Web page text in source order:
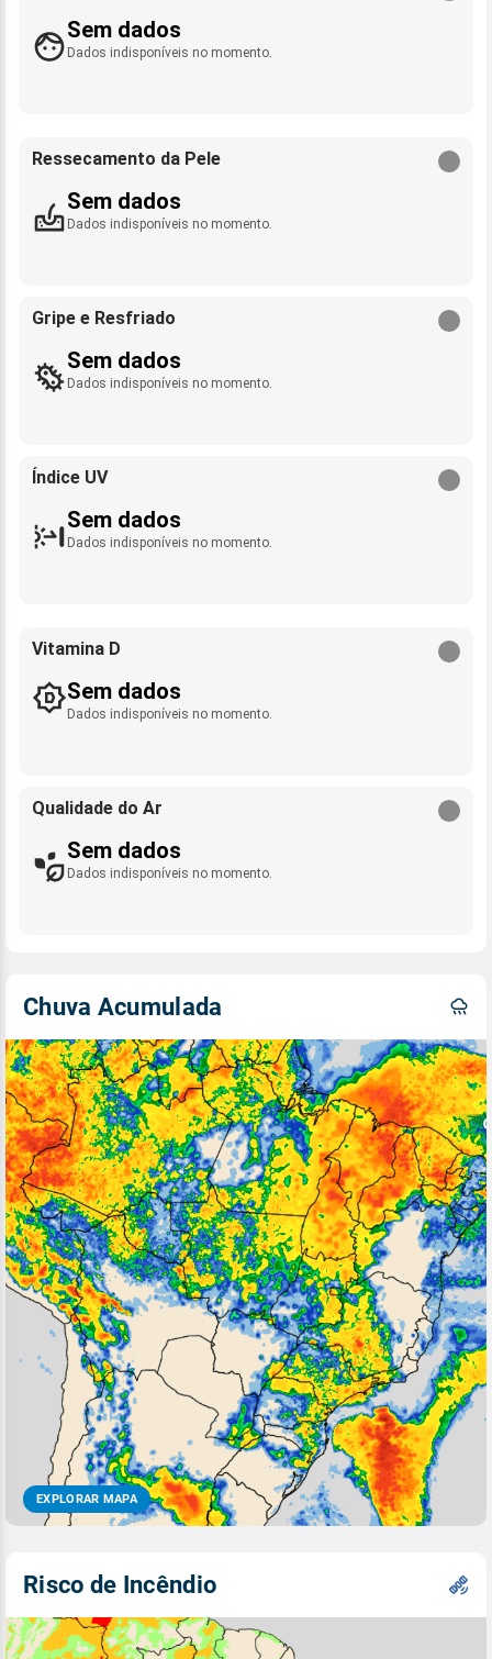
Sem dados
Dados indisponíveis no momento.
Ressecamento da Pele
Sem dados
Dados indisponíveis no momento.
Gripe e Resfriado
Sem dados
Dados indisponíveis no momento.
Índice UV
Sem dados
Dados indisponíveis no momento.
Vitamina D
Sem dados
Dados indisponíveis no momento.
Qualidade do Ar
Sem dados
Dados indisponíveis no momento.
Chuva Acumulada
EXPLORAR MAPA
Risco de Incêndio